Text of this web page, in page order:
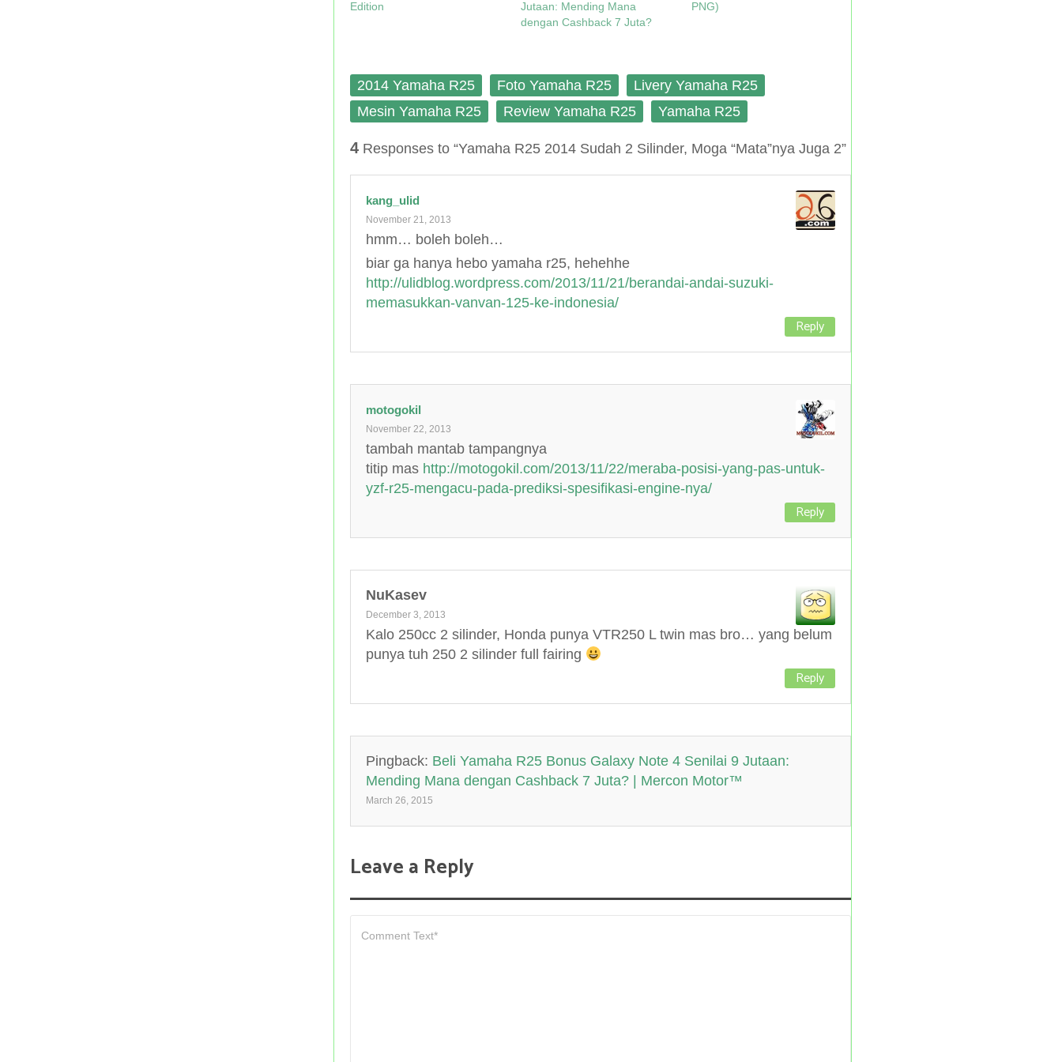
n
Edition
Jutaan: Mending Mana
dengan Cashback 7 Juta?
PNG)
2014 Yamaha R25 Foto Yamaha R25
Livery Yamaha R25
Mesin Yamaha R25
Review Yamaha R25 Yamaha R25
4 Responses to “Yamaha R25 2014 Sudah 2 Silinder, Moga “Mata”nya Juga 2”
kang_ulid
November 21, 2013
hmm… boleh boleh…
biar ga hanya hebo yamaha r25, hehehhe
http://ulidblog.wordpress.com/2013/11/21/berandai-andai-suzuki-
memasukkan-vanvan-125-ke-indonesia/
Reply
motogokil
November 22, 2013
tambah mantab tampangnya
titip mas http://motogokil.com/2013/11/22/meraba-posisi-yang-pas-untuk-
yzf-r25-mengacu-pada-prediksi-spesifikasi-engine-nya/
Reply
NuKasev
December 3, 2013
Kalo 250cc 2 silinder, Honda punya VTR250 L twin mas bro… yang belum
punya tuh 250 2 silinder full fairing
Reply
Pingback: Beli Yamaha R25 Bonus Galaxy Note 4 Senilai 9 Jutaan:
Mending Mana dengan Cashback 7 Juta? | Mercon Motor™
March 26, 2015
Leave a Reply